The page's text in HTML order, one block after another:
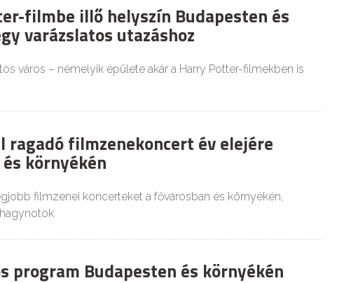
filmbe illő helyszín Budapesten és
varázslatos utazáshoz
város – némelyik épülete akár a Harry Potter-filmekben is
ragadó filmzenekoncert év elejére
környékén
filmzenei koncerteket a fővárosban és környékén,
program Budapesten és környékén